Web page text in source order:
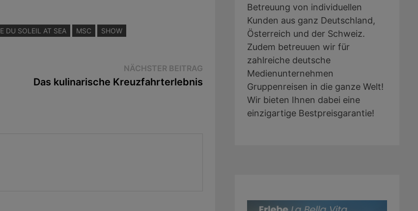
DU SOLEIL AT SEA MSC SHOW
NÄCHSTER BEITRAGNächster
Beitrag:
Das kulinarische Kreuzfahrterlebnis
Betreuung von individuellen
Kunden aus ganz Deutschland,
Österreich und der Schweiz.
Zudem betreuuen wir für
zahlreiche deutsche
Medienunternehmen
Gruppenreisen in die ganze Welt!
Wir bieten Ihnen dabei eine
einzigartige Bestpreisgarantie!